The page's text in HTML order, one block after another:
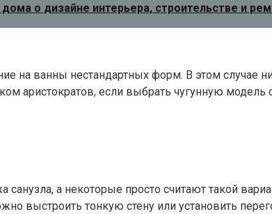
о дизайне интерьера, строительстве и
ванны нестандартных форм. В этом случае
аристократов, если выбрать чугунную
а некоторые просто считают такой
выстроить тонкую стену или установить